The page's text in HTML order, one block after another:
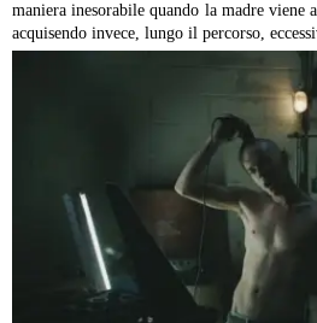
maniera inesorabile quando la madre viene
acquisendo invece, lungo il percorso,